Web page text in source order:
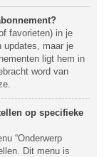
favorieten) in je
updates, maar je
ligt hem in
word van
op specifieke
“Onderwerp
Dit menu is